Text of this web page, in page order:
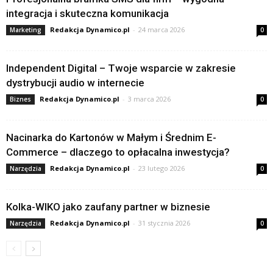
integracja i skuteczna komunikacja
Marketing Redakcja Dynamico.pl - 24 marca 2026 0
Independent Digital – Twoje wsparcie w zakresie
dystrybucji audio w internecie
Biznes Redakcja Dynamico.pl - 3 marca 2026 0
Nacinarka do Kartonów w Małym i Średnim E-
Commerce – dlaczego to opłacalna inwestycja?
Narzędzia Redakcja Dynamico.pl - 23 lutego 2026 0
Kolka-WIKO jako zaufany partner w biznesie
Narzędzia Redakcja Dynamico.pl - 31 stycznia 2026 0